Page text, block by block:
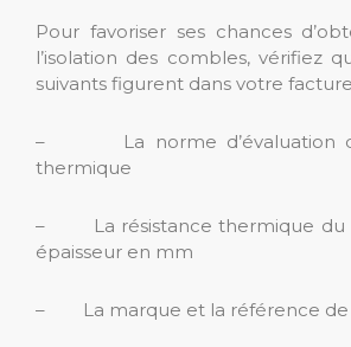
Pour favoriser ses chances
l’isolation des combles, vérifiez
suivants figurent dans votre
– La norme d’évaluation
thermique
– La résistance thermique du
épaisseur en mm
– La marque et la référence de